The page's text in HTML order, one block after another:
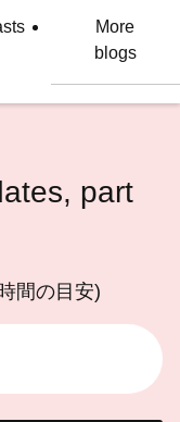
More
blogs
part
間の目安)